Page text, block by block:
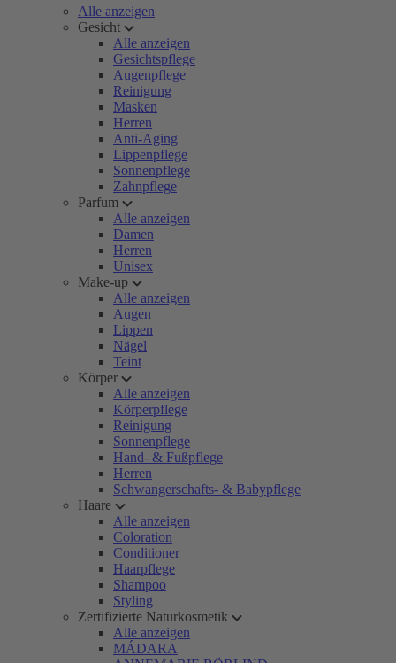
Alle anzeigen
Gesicht
Alle anzeigen
Gesichtspflege
Augenpflege
Reinigung
Masken
Herren
Anti-Aging
Lippenpflege
Sonnenpflege
Zahnpflege
Parfum
Alle anzeigen
Damen
Herren
Unisex
Make-up
Alle anzeigen
Augen
Lippen
Nägel
Teint
Körper
Alle anzeigen
Körperpflege
Reinigung
Sonnenpflege
Hand- & Fußpflege
Herren
Schwangerschafts- & Babypflege
Haare
Alle anzeigen
Coloration
Conditioner
Haarpflege
Shampoo
Styling
Zertifizierte Naturkosmetik
Alle anzeigen
MÁDARA